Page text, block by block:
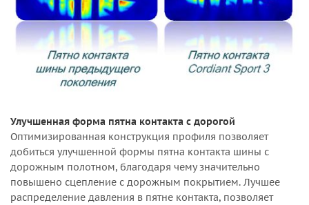
Улучшенная форма пятна контакта с дорогой
Оптимизированная конструкция профиля позволяет
добиться улучшенной формы пятна контакта шины с
дорожным полотном, благодаря чему значительно
повышено сцепление с дорожным покрытием. Лучшее
распределение давления в пятне контакта, позволяет